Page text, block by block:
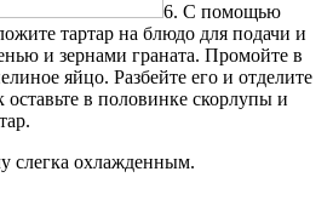
6. С помощью
тартар на блюдо для подачи и
и зернами граната. Промойте в
яйцо. Разбейте его и отделите
в половинке скорлупы и
слегка охлажденным.